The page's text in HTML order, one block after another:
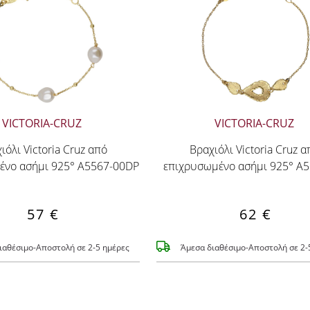
VICTORIA-CRUZ
Victoria Cruz από
ασήμι 925° A5567-00DP
57 €
Αποστολή σε 2-5 ημέρες
VICTORIA-CRUZ
Βραχιόλι Victoria Cruz
επιχρυσωμένο ασήμι 925°
62 €
Άμεσα διαθέσιμο-Αποστολή σε